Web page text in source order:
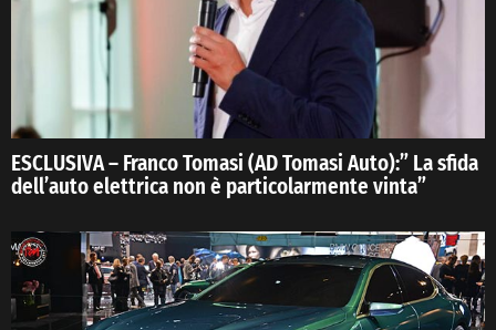
ESCLUSIVA – Franco Tomasi (AD Tomasi Auto):” La sfida
dell’auto elettrica non è particolarmente vinta”